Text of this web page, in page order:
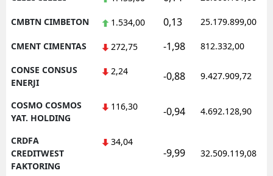
CMBTN CIMBETON 1.534,00 0,13 25.179.899,00
CMENT CIMENTAS 272,75 -1,98 812.332,00
CONSE CONSUS
ENERJI
2,24 -0,88 9.427.909,72
COSMO COSMOS
YAT. HOLDING
116,30 -0,94 4.692.128,90
CRDFA
CREDITWEST
FAKTORING
34,04
-9,99 32.509.119,08